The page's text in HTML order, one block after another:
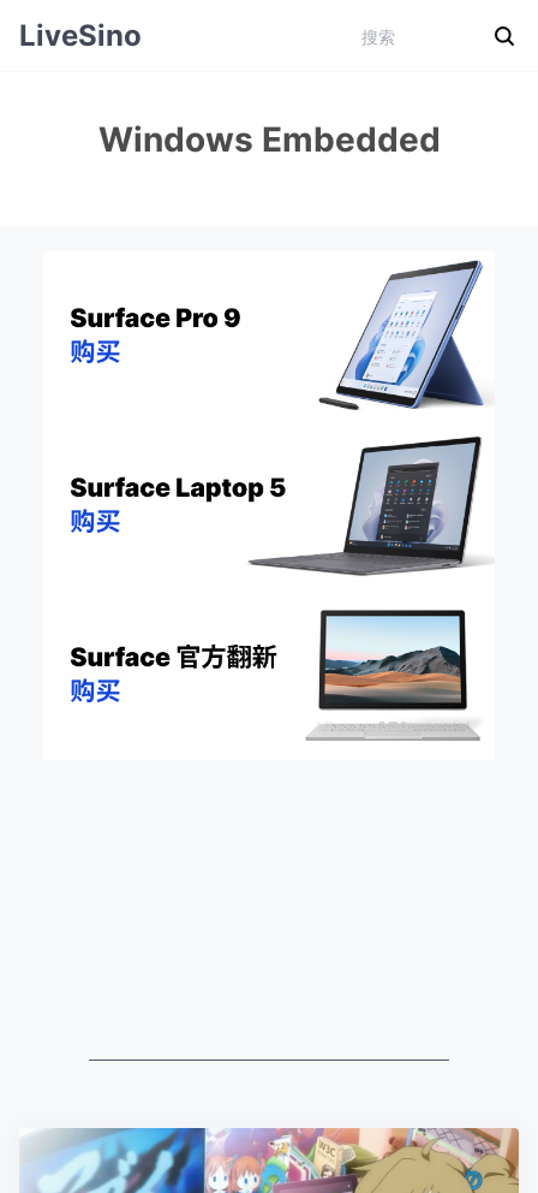
LiveSino
Windows Embedded